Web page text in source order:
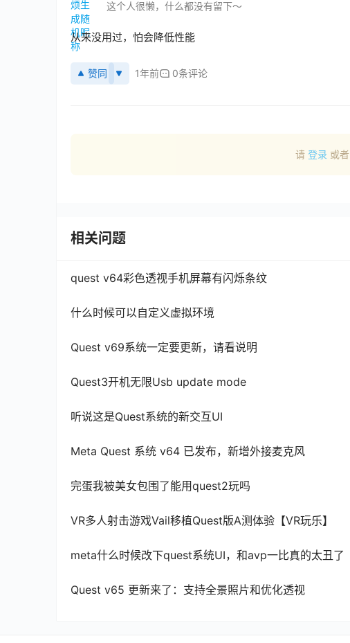
这个人很懒，什么都没有留下～
从来没用过，怕会降低性能
赞同 1年前 0条评论
请 登录 或者
相关问题
quest v64彩色透视手机屏幕有闪烁条纹
什么时候可以自定义虚拟环境
Quest v69系统一定要更新，请看说明
Quest3开机无限Usb update mode
听说这是Quest系统的新交互UI
Meta Quest 系统 v64 已发布，新增外接麦克风
完蛋我被美女包围了能用quest2玩吗
VR多人射击游戏Vail移植Quest版A测体验【VR玩乐】
meta什么时候改下quest系统UI，和avp一比真的太丑了
Quest v65 更新来了：支持全景照片和优化透视